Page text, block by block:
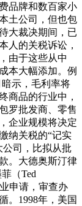
品牌和数百家小
土公司，但也包
大裁决期间，已
人的关税诉讼，
由于这些从中
本大幅添加。例
暗示，毛利率将
商品的行业中，
罗批发商、零售
企业规模将决定
纳关税的“记实
公司，比拟从批
。大德奥斯汀律
（Ted
申请，审查办
。1998年，美国